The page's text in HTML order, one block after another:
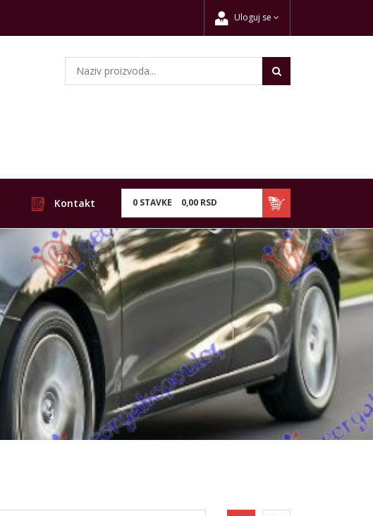
Uloguj se
0 STAVKE 0,00 RSD
Kontakt